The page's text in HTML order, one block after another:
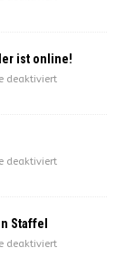
ist online!
deaktiviert
deaktiviert
Staffel
deaktiviert